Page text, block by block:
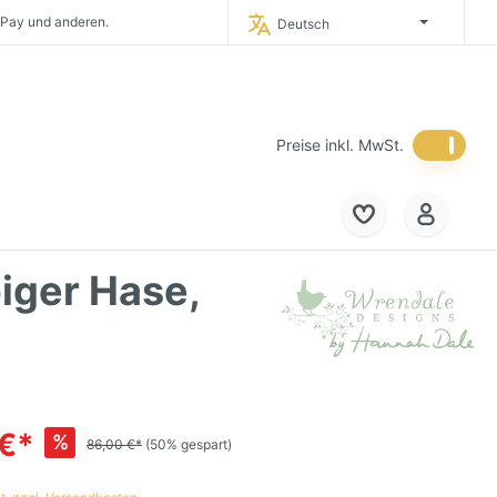
und anderen.
Deutschlands.
Deutschland.
Deutsch
Preise inkl. MwSt.
Hase,
% 86,00 €* (50% gespart)